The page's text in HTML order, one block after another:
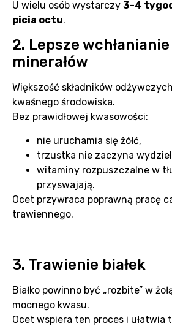
U wielu osób wystarczy 3–4
picia octu.
2. Lepsze
minerałów
Większość składników
kwaśnego środowiska.
Bez prawidłowej kwasowości:
nie uruchamia się żółć,
trzustka nie zaczyna
witaminy rozpuszczalne w
przyswajają.
Ocet przywraca poprawną pracę
trawiennego.
3. Trawienie białek
Białko powinno być „rozbite” w
mocnego kwasu.
Ocet wspiera ten proces i ułatwia